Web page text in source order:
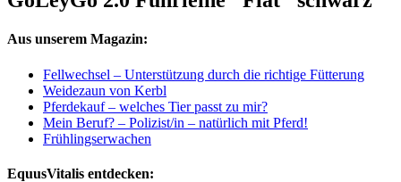
Aus unserem Magazin:
Fellwechsel – Unterstützung durch die richtige Fütterung
Weidezaun von Kerbl
Pferdekauf – welches Tier passt zu mir?
Mein Beruf? – Polizist/in – natürlich mit Pferd!
Frühlingserwachen
EquusVitalis entdecken: